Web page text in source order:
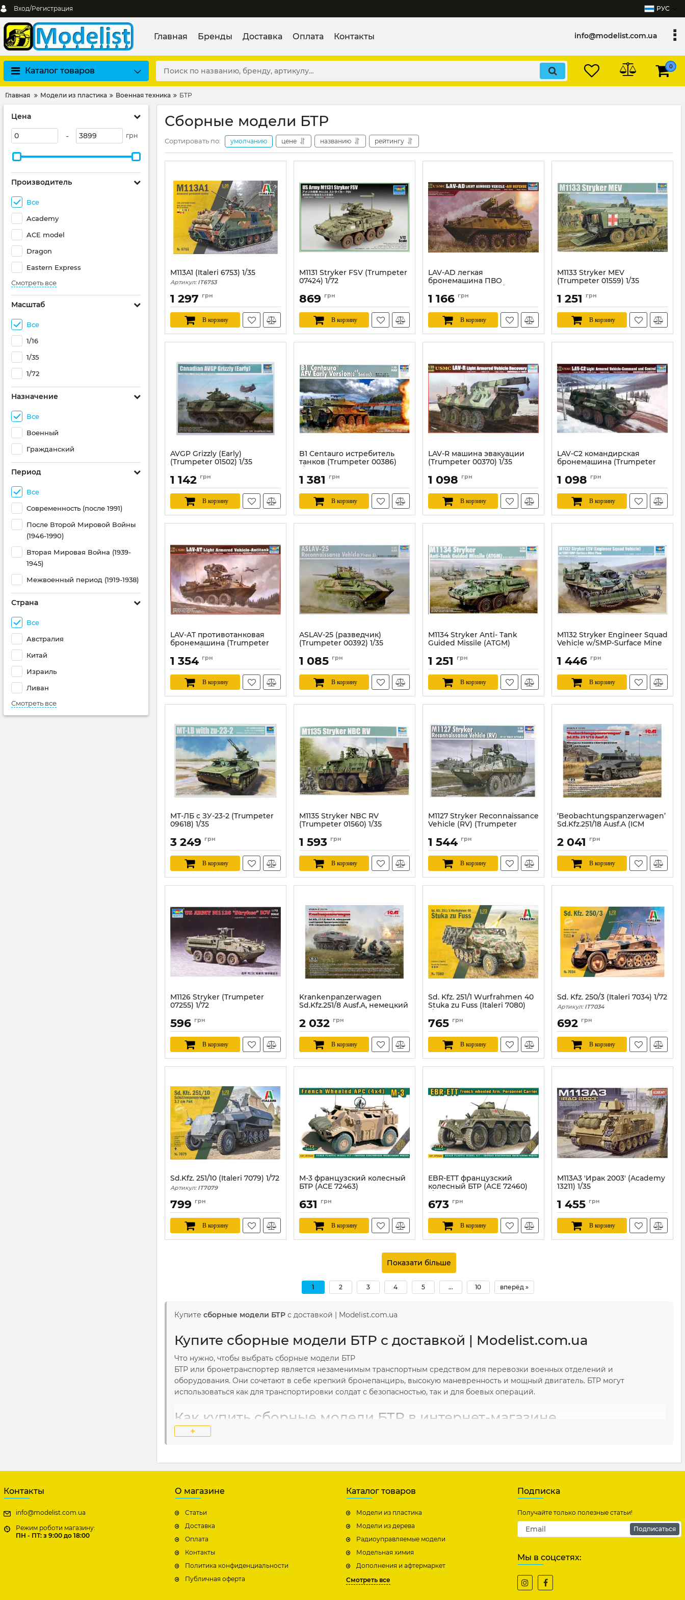
Вход/Регистрация РУС
Главная Бренды Доставка Оплата Контакты info@modelist.com.ua
Каталог товаров 0
Главная Модели из пластика Военная техника БТР
Цена
- грн
Производитель
Все
Academy
ACE model
Dragon
Eastern Express
Смотреть все
Масштаб
Все
1/16
1/35
1/72
Назначение
Все
Военный
Гражданский
Период
Все
Современность (после 1991)
После Второй Мировой Войны
(1946-1990)
Вторая Мировая Война (1939-
1945)
Межвоенный период (1919-1938)
Страна
Все
Австралия
Китай
Израиль
Ливан
Смотреть все
Сборные модели БТР
Сортировать по: умолчанию цене названию рейтингу
M113A1 (Italeri 6753) 1/35
Артикул: IT6753
1 297 грн
В корзину
M1131 Stryker FSV (Trumpeter
07424) 1/72
869 грн
В корзину
LAV-AD легкая
бронемашина ПВО
Артикул: TR00393
1 166 грн
В корзину
M1133 Stryker MEV
(Trumpeter 01559) 1/35
1 251 грн
В корзину
AVGP Grizzly (Early)
(Trumpeter 01502) 1/35
1 142 грн
В корзину
B1 Centauro истребитель
танков (Trumpeter 00386)
Артикул: TR00386
1 381 грн
В корзину
LAV-R машина эвакуации
(Trumpeter 00370) 1/35
1 098 грн
В корзину
LAV-C2 командирская
бронемашина (Trumpeter
Артикул: TR00371
1 098 грн
В корзину
LAV-AT противотанковая
бронемашина (Trumpeter
Артикул: TR00372
1 354 грн
В корзину
ASLAV-25 (разведчик)
(Trumpeter 00392) 1/35
1 085 грн
В корзину
M1134 Stryker Anti- Tank
Guided Missile (ATGM)
Артикул: TR00399
1 251 грн
В корзину
M1132 Stryker Engineer Squad
Vehicle w/SMP-Surface Mine
1/35
Артикул: TR01575
1 446 грн
В корзину
МТ-ЛБ с ЗУ-23-2 (Trumpeter
09618) 1/35
3 249 грн
В корзину
M1135 Stryker NBC RV
(Trumpeter 01560) 1/35
1 593 грн
В корзину
M1127 Stryker Reconnaissance
Vehicle (RV) (Trumpeter
Артикул: TR00395
1 544 грн
В корзину
‘Beobachtungspanzerwagen’
Sd.Kfz.251/18 Ausf.A (ICM
Артикул: ICM35105
2 041 грн
В корзину
M1126 Stryker (Trumpeter
07255) 1/72
596 грн
В корзину
Krankenpanzerwagen
Sd.Kfz.251/8 Ausf.A, немецкий
бронетранспортер 2МВ с
медиками (ICM 35114) 1/35
Артикул:
2 032 грн
В корзину
Sd. Kfz. 251/1 Wurfrahmen 40
Stuka zu Fuss (Italeri 7080)
Артикул: IT7080
765 грн
В корзину
Sd. Kfz. 250/3 (Italeri 7034) 1/72
Артикул: IT7034
692 грн
В корзину
Sd.Kfz. 251/10 (Italeri 7079) 1/72
Артикул: IT7079
799 грн
В корзину
M-3 французский колесный
БТР (ACE 72463)
631 грн
В корзину
EBR-ETT французский
колесный БТР (ACE 72460)
Артикул: ACE72460
673 грн
В корзину
M113A3 'Ирак 2003' (Academy
13211) 1/35
1 455 грн
В корзину
Показати більше
1 2 3 4 5 ... 10 вперёд »
Купите сборные модели БТР с доставкой | Modelist.com.ua
Купите сборные модели БТР с доставкой | Modelist.com.ua
Что нужно, чтобы выбрать сборные модели БТР
БТР или бронетранспортер является незаменимым транспортным средством для перевозки военных отделений и
оборудования. Они сочетают в себе крепкий бронепанцирь, высокую маневренность и мощный двигатель. БТР могут
использоваться как для транспортировки солдат с безопасностью, так и для боевых операций.
Как купить сборные модели БТР в интернет-магазине
Modelist.com.ua
включает в себя разнообразные модели БТР с подробными описаниями и фотографиями, что позволит вам найти именно тот
интересующий вас вариант. Мы гарантируем качество товаров и быструю доставку по всей Украине, чтобы вы могли
Закажите сборные модели БТР в интернет-магазине Modelist.com.ua и расширьте вашу коллекцию уникальных военных
моделей. Выберите идеальную модель БТР из нашего каталога и добавьте ее в сборник. Будьте впечатляющими вместе с
Modelist.com.ua!
+
Контакты
info@modelist.com.ua
Режим роботи магазину:
ПН - ПТ: з 9:00 до 18:00
О магазине
Статьи
Доставка
Оплата
Контакты
Политика конфиденциальности
Публичная оферта
Каталог товаров
Модели из пластика
Модели из дерева
Радиоуправляемые модели
Модельная химия
Дополнения и афтермаркет
Смотреть все
Подписка
Получайте только полезные статьи!
Подписаться
Мы в соцсетях: